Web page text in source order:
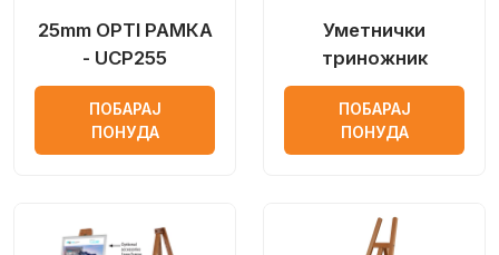
25mm OPTI РАМКА
- UCP255
ПОБАРАЈ
ПОНУДА
Уметнички
триножник
ПОБАРАЈ
ПОНУДА